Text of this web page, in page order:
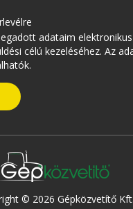
adataim
célú kezeléséhez. Az
© 2026 Gépközvetítő Kft.